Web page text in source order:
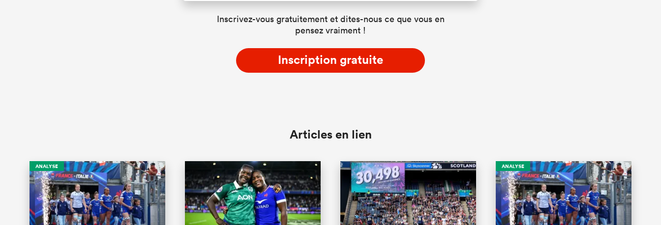
Inscrivez-vous gratuitement et dites-nous ce que vous en
pensez vraiment !
Inscription gratuite
Articles en lien
ANALYSE ANALYSE